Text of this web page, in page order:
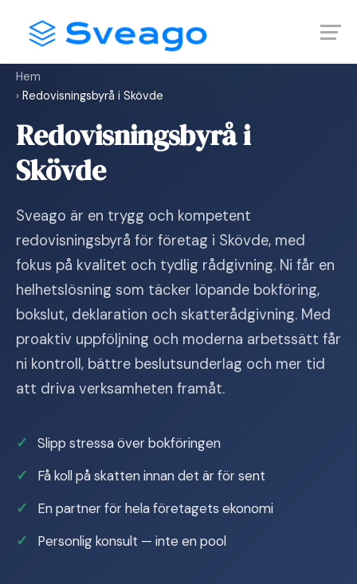
content
Hem
› Redovisningsbyrå i Skövde
Redovisningsbyrå i
Skövde
Sveago är en trygg och kompetent
redovisningsbyrå för företag i Skövde, med
fokus på kvalitet och tydlig rådgivning. Ni får en
helhetslösning som täcker löpande bokföring,
bokslut, deklaration och skatterådgivning. Med
proaktiv uppföljning och moderna arbetssätt får
ni kontroll, bättre beslutsunderlag och mer tid
att driva verksamheten framåt.
Slipp stressa över bokföringen
Få koll på skatten innan det är för sent
En partner för hela företagets ekonomi
Personlig konsult — inte en pool